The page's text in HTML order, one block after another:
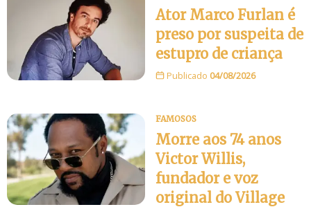
Ator Marco Furlan é
preso por suspeita de
estupro de criança
Publicado 04/08/2026
FAMOSOS
Morre aos 74 anos
Victor Willis,
fundador e voz
original do Village